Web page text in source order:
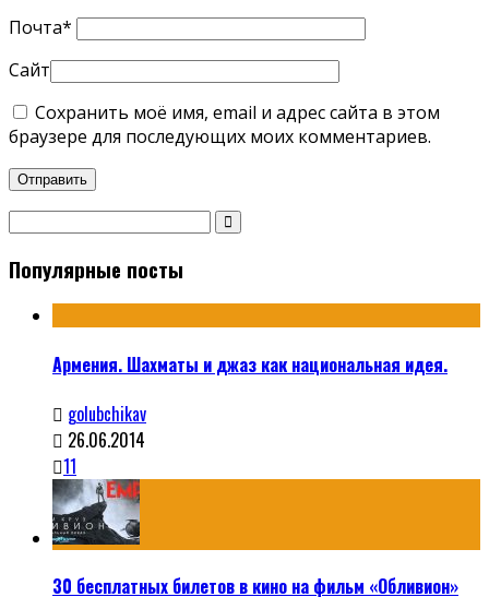
Почта*
Сайт
Сохранить моё имя, email и адрес сайта в этом
браузере для последующих моих комментариев.
Популярные посты
Армения. Шахматы и джаз как национальная идея.
golubchikav
26.06.2014
11
30 бесплатных билетов в кино на фильм «Обливион»